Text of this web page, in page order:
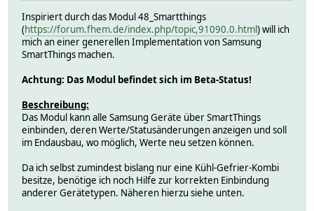
Inspiriert durch das Modul 48_Smartthings
(https://forum.fhem.de/index.php/topic,91090.0.html) will ich
mich an einer generellen Implementation von Samsung
SmartThings machen.
Achtung: Das Modul befindet sich im Beta-Status!
Beschreibung:
Das Modul kann alle Samsung Geräte über SmartThings
einbinden, deren Werte/Statusänderungen anzeigen und soll
im Endausbau, wo möglich, Werte neu setzen können.
Da ich selbst zumindest bislang nur eine Kühl-Gefrier-Kombi
besitze, benötige ich noch Hilfe zur korrekten Einbindung
anderer Gerätetypen. Näheren hierzu siehe unten.